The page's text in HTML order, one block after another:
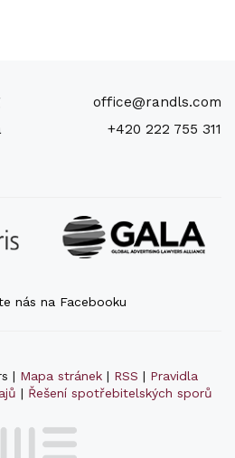
office@randls.com
+420 222 755 311
nás na Facebooku
| Mapa stránek| RSS | Pravidla
| Řešení spotřebitelských sporů